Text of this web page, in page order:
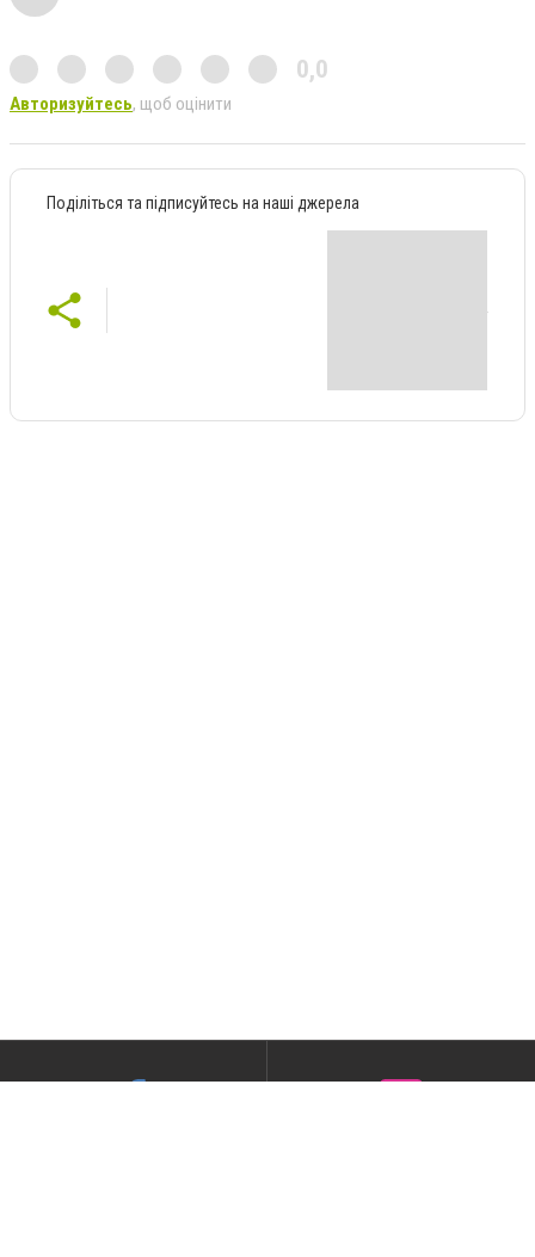
0,0
Авторизуйтесь, щоб оцінити
Поділіться та підписуйтесь на наші джерела